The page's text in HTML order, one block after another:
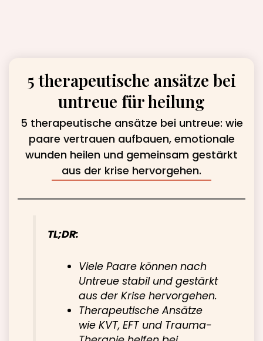
5 therapeutische ansätze bei
untreue für heilung
5 therapeutische ansätze bei untreue: wie
paare vertrauen aufbauen, emotionale
wunden heilen und gemeinsam gestärkt
aus der krise hervorgehen.
TL;DR:
Viele Paare können nach
Untreue stabil und gestärkt
aus der Krise hervorgehen.
Therapeutische Ansätze
wie KVT, EFT und Trauma-